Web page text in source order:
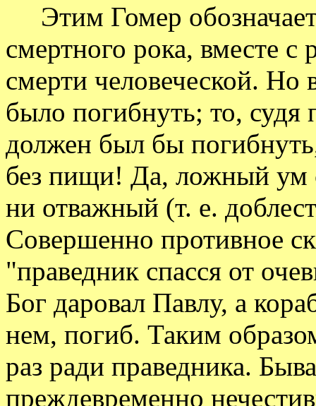
Этим Гомер
смертного рока, вместе
смерти человеческой. Но
было погибнуть; то,
должен был бы
без пищи! Да, ложный ум
ни отважный (т. е.
Совершенно противное
"праведник спасся от
Бог даровал Павлу, а
нем, погиб. Таким
раз ради праведника.
преждевременно